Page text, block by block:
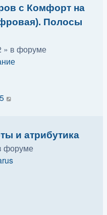
с Комфорт на
Полосы
» в форуме
и атрибутика
форуме